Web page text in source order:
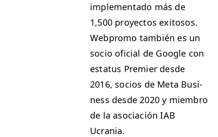
imple­men­ta­do más de
1,500 proyec­tos exi­tosos.
Webpro­mo tam­bién es un
socio ofi­cial de Google con
esta­tus Pre­mier des­de
2016, socios de Meta Busi­
ness des­de 2020 y miem­bro
de la aso­ciaciónIAB
Ucrania.